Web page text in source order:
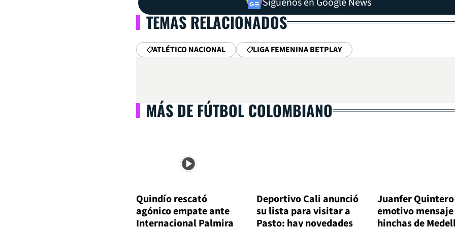
TEMAS RELACIONADOS
ATLÉTICO NACIONAL LIGA FEMENINA BETPLAY
MÁS DE FÚTBOL COLOMBIANO
Quindío rescató
agónico empate ante
Internacional Palmira
Deportivo Cali anunció
su lista para visitar a
Pasto: hay novedades
Juanfer
emotivo
hinchas de